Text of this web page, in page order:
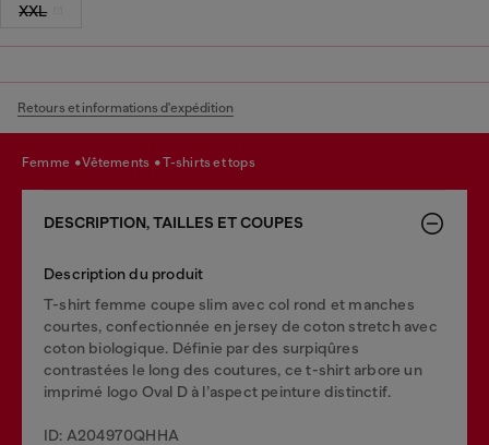
XXL
Retours et informations d'expédition
femme vêtements t-shirts et tops
DESCRIPTION, TAILLES ET COUPES
Description du produit
T-shirt femme coupe slim avec col rond et manches
courtes, confectionnée en jersey de coton stretch avec
coton biologique. Définie par des surpiqûres
contrastées le long des coutures, ce t-shirt arbore un
imprimé logo Oval D à l’aspect peinture distinctif.
ID: A204970QHHA